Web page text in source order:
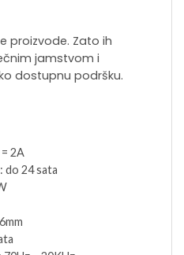
proizvode. Zato ih
jamstvom i
dostupnu podršku.
2A
do 24 sata